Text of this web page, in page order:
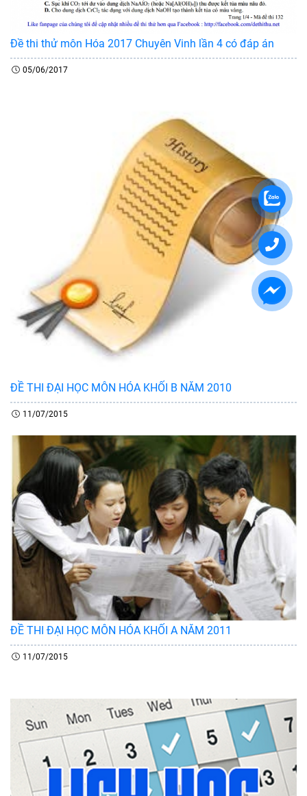
Đề thi thử môn Hóa 2017 Chuyên Vinh lần 4 có đáp án
05/06/2017
ĐỀ THI ĐẠI HỌC MÔN HÓA KHỐI B NĂM 2010
11/07/2015
ĐỀ THI ĐẠI HỌC MÔN HÓA KHỐI A NĂM 2011
11/07/2015